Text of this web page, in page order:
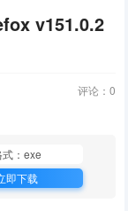
v151.0.2
评论： 0
式：exe
即下载